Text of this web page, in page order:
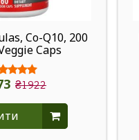
Co-Q10, 200
Caps
₴1922